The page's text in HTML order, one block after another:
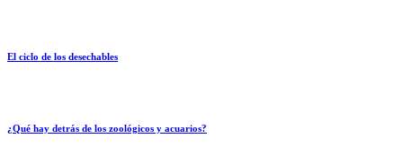
El ciclo de los desechables
¿Qué hay detrás de los zoológicos y acuarios?